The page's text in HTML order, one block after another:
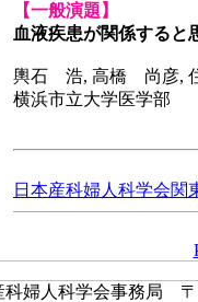
【一般演題】
血液疾患が関係すると
輿石 浩, 高橋 尚彦,
横浜市立大学医学部
日本産科婦人科学会関
婦人科学会事務局 〒